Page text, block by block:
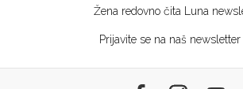
Žena redovno čita Luna
Prijavite se na naš newsletter